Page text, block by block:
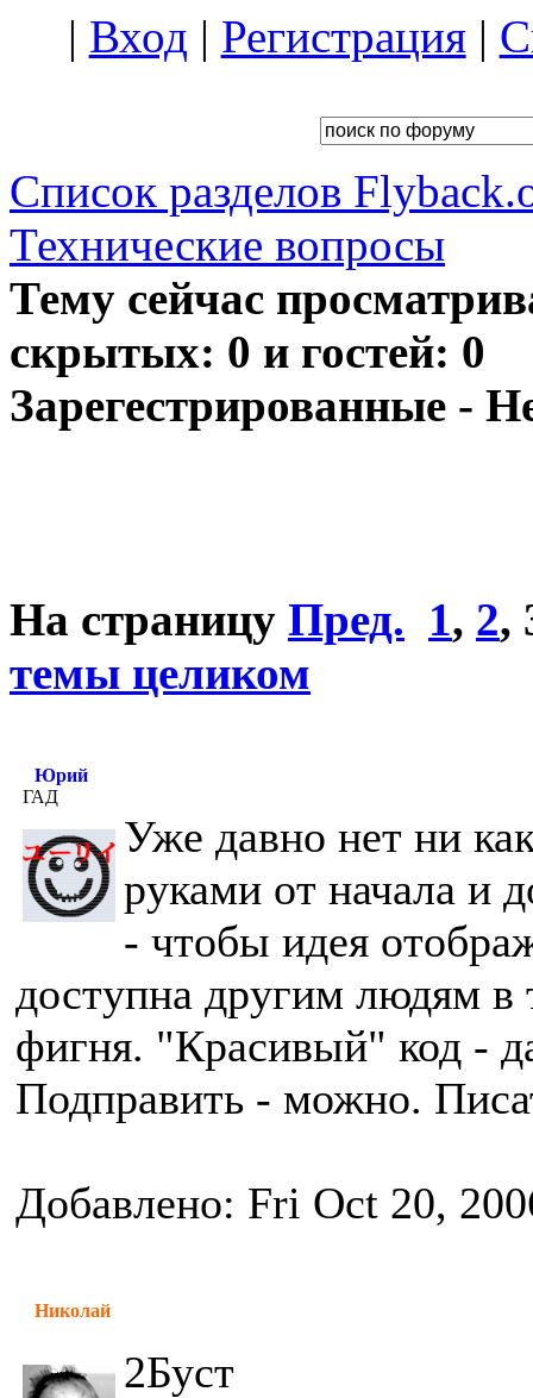
| Вход | Регистрация|
Список разделов
Технические вопросы
Тему сейчас
скрытых: 0 и гостей: 0
Зарегестрированные -
На страницу Пред. 1, 2,
темы целиком
Юрий
ГАД
Уже давно нет ни
руками от начала и
- чтобы идея
доступна другим людям в
фигня. "Красивый" код -
Подправить - можно.
Добавлено: Fri Oct 20,
Николай
2Буст